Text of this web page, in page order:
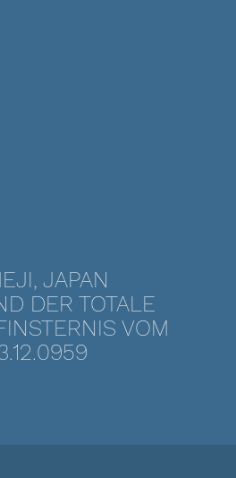
JAPAN
DER TOTALE
VOM